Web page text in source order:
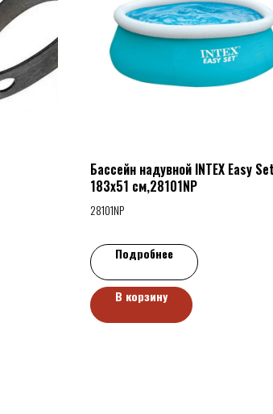
Бассейн надувной INTEX Easy
183х51 см,28101NP
28101NP
Подробнее
В корзину